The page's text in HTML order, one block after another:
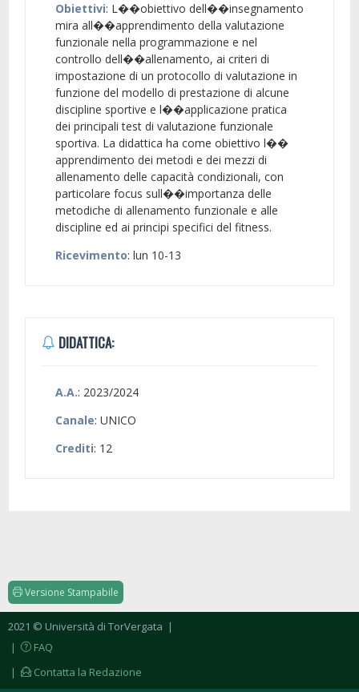
Obiettivi: L��obiettivo dell��insegnamento
mira all��apprendimento della valutazione
funzionale nella programmazione e nel
controllo dell��allenamento, ai criteri di
impostazione di un protocollo di valutazione in
funzione del modello di prestazione di alcune
discipline sportive e l��applicazione pratica
dei principali test di valutazione funzionale
sportiva. La didattica ha come obiettivo l��
apprendimento dei metodi e dei mezzi di
allenamento delle capacità condizionali, con
particolare focus sull��importanza delle
metodiche di allenamento funzionale e alle
discipline ed ai principi specifici del fitness.
Ricevimento: lun 10-13
DIDATTICA:
A.A.: 2023/2024
Canale: UNICO
Crediti: 12
Versione Stampabile
2021 © Università di TorVergata
|
FAQ
|
Contatta la Redazione
|